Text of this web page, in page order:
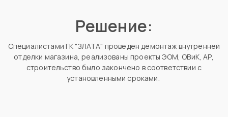
Решение:
Специалистами ГК "ЗЛАТА" проведен демонтаж внутренней
отделки магазина, реализованы проекты ЭОМ, ОВиК, АР,
строительство было закончено в соответствии с
установленными сроками.